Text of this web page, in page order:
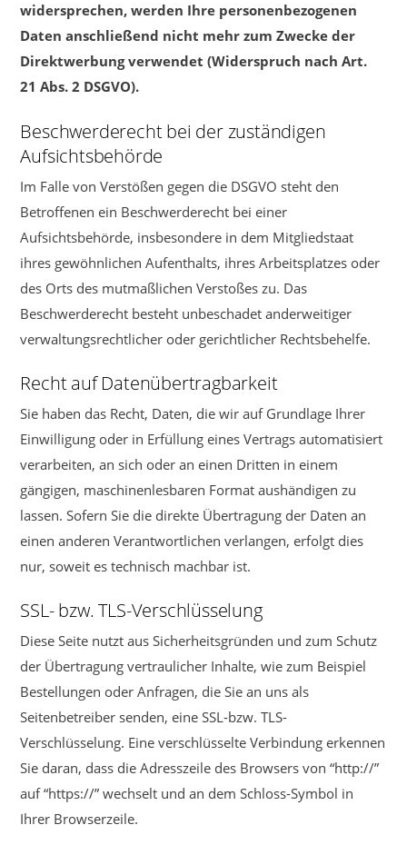
widersprechen, werden Ihre personenbezogenen
Daten anschließend nicht mehr zum Zwecke der
Direktwerbung verwendet (Widerspruch nach Art.
21 Abs. 2 DSGVO).
Beschwerderecht bei der zuständigen
Aufsichtsbehörde
Im Falle von Verstößen gegen die DSGVO steht den
Betroffenen ein Beschwerderecht bei einer
Aufsichtsbehörde, insbesondere in dem Mitgliedstaat
ihres gewöhnlichen Aufenthalts, ihres Arbeitsplatzes oder
des Orts des mutmaßlichen Verstoßes zu. Das
Beschwerderecht besteht unbeschadet anderweitiger
verwaltungsrechtlicher oder gerichtlicher Rechtsbehelfe.
Recht auf Datenübertragbarkeit
Sie haben das Recht, Daten, die wir auf Grundlage Ihrer
Einwilligung oder in Erfüllung eines Vertrags automatisiert
verarbeiten, an sich oder an einen Dritten in einem
gängigen, maschinenlesbaren Format aushändigen zu
lassen. Sofern Sie die direkte Übertragung der Daten an
einen anderen Verantwortlichen verlangen, erfolgt dies
nur, soweit es technisch machbar ist.
SSL- bzw. TLS-Verschlüsselung
Diese Seite nutzt aus Sicherheitsgründen und zum Schutz
der Übertragung vertraulicher Inhalte, wie zum Beispiel
Bestellungen oder Anfragen, die Sie an uns als
Seitenbetreiber senden, eine SSL-bzw. TLS-
Verschlüsselung. Eine verschlüsselte Verbindung erkennen
Sie daran, dass die Adresszeile des Browsers von “http://”
auf “https://” wechselt und an dem Schloss-Symbol in
Ihrer Browserzeile.